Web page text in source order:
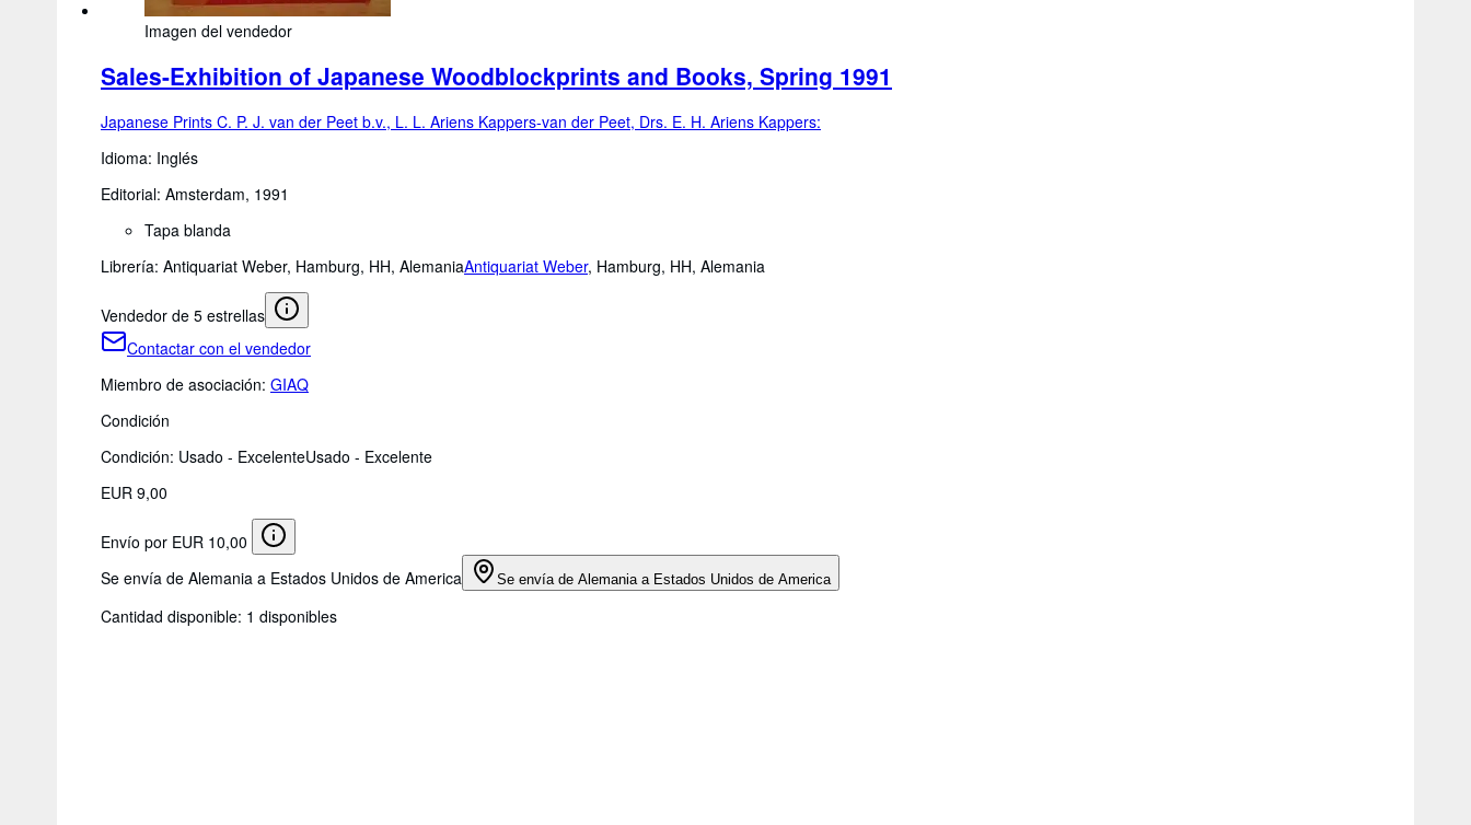
Imagen del vendedor
Sales-Exhibition of Japanese Woodblockprints and Books, Spring 1991
Japanese Prints C. P. J. van der Peet b.v., L. L. Ariens Kappers-van der Peet, Drs. E. H. Ariens Kappers:
Idioma: Inglés
Editorial: Amsterdam, 1991
Tapa blanda
Librería: Antiquariat Weber, Hamburg, HH, AlemaniaAntiquariat Weber, Hamburg, HH, Alemania
Vendedor de 5 estrellas
Contactar con el vendedor
Miembro de asociación: GIAQ
Condición
Condición: Usado - ExcelenteUsado - Excelente
EUR 9,00
Envío por EUR 10,00
Se envía de Alemania a Estados Unidos de America
Se envía de Alemania a Estados Unidos de America
Cantidad disponible: 1 disponibles